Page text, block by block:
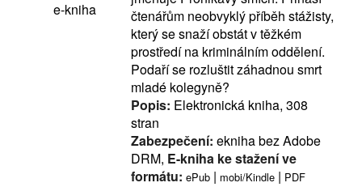
e-kniha
čtenářům neobvyklý příběh stážisty,
který se snaží obstát v těžkém
prostředí na kriminálním oddělení.
Podaří se rozluštit záhadnou smrt
mladé kolegyně?
Popis: Elektronická kniha, 308
stran
Zabezpečení: ekniha bez Adobe
DRM, E-kniha ke stažení ve
formátu: ePub | mobi/Kindle | PDF